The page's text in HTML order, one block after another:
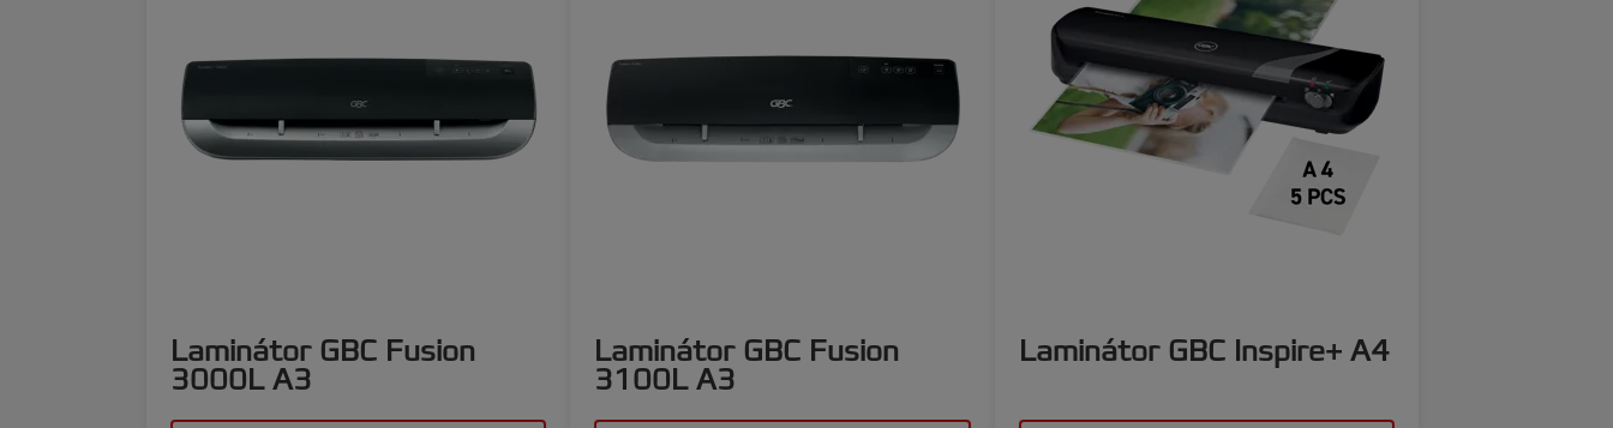
Laminátor GBC Fusion
3000L A3
Laminátor GBC Fusion
3100L A3
Laminátor GBC Inspire+ A4